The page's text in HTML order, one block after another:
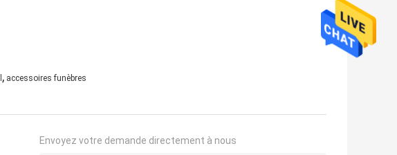
, accessoires funèbres
Envoyez votre demande directement à nous